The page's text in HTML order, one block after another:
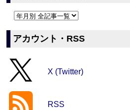
アカウント・RSS
X (Twitter)
RSS